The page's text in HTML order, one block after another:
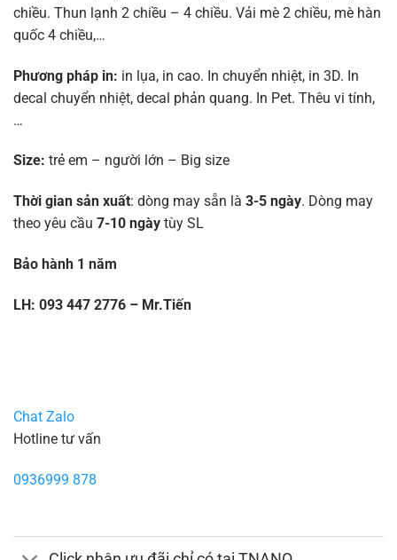
chiều. Thun lạnh 2 chiều – 4 chiều. Vải mè 2 chiều, mè hàn
quốc 4 chiều,…
Phương pháp in: in lụa, in cao. In chuyển nhiệt, in 3D. In
decal chuyển nhiệt, decal phản quang. In Pet. Thêu vi tính,
…
Size: trẻ em – người lớn – Big size
Thời gian sản xuất: dòng may sẵn là 3-5 ngày. Dòng may
theo yêu cầu 7-10 ngàytùy SL
Bảo hành 1 năm
LH: 093 447 2776 – Mr.Tiến
Chat Zalo
Hotline tư vấn
0936999 878